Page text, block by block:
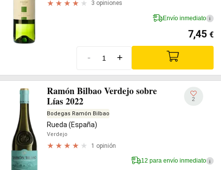
3 opiniones
Envío inmediato i
7,45 €
- +
Ramón Bilbao Verdejo sobre
Lías 2022
Bodegas Ramón Bilbao
Rueda (España)
Verdejo
1 opinión
2
12 para envío inmediato i